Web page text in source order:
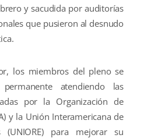
y sacudida por auditorías
que pusieron al desnudo
los miembros del pleno se
atendiendo las
por la Organización de
y la Unión Interamericana de
(UNIORE) para mejorar su